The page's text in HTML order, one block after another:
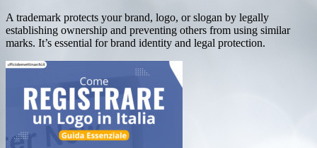
A trademark protects your brand, logo, or slogan by legally
establishing ownership and preventing others from using similar
marks. It’s essential for brand identity and legal protection.